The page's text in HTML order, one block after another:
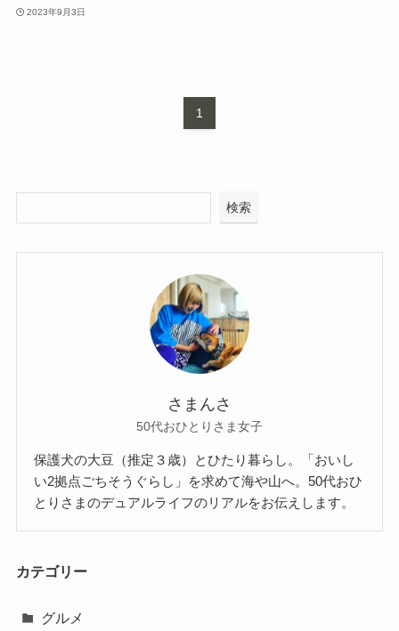
2023年9月3日
1
検索
さまんさ
50代おひとりさま女子
保護犬の大豆（推定３歳）とひたり暮らし。「おいし
い2拠点ごちそうぐらし」を求めて海や山へ。50代おひ
とりさまのデュアルライフのリアルをお伝えします。
カテゴリー
グルメ